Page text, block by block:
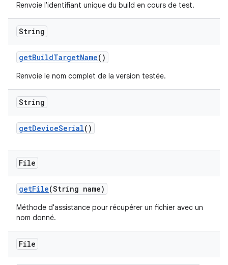
Renvoie l'identifiant unique du build en cours de test.
String
getBuildTargetName()
Renvoie le nom complet de la version testée.
String
getDeviceSerial()
File
getFile(String name)
Méthode d'assistance pour récupérer un fichier avec un
nom donné.
File